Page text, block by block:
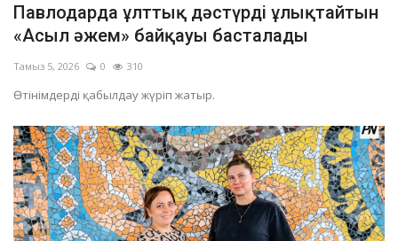
Павлодарда ұлттық дәстүрді ұлықтайтын
«Асыл әжем» байқауы басталады
Тамыз 5, 2026 0 310
Өтінімдерді қабылдау жүріп жатыр.